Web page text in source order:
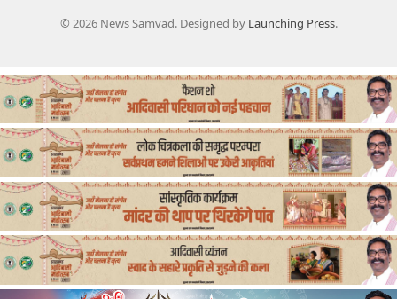
© 2026 News Samvad. Designed by Launching Press.